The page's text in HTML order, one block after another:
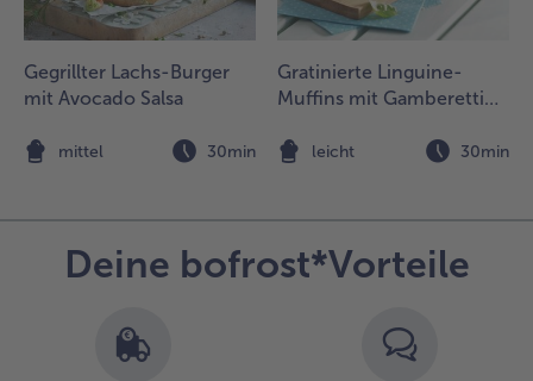
Pfeffer
geben,
lassen und
Confierten
auf das Pürree
Gegrillter Lachs-Burger
mit Avocado Salsa
mittel 30min
Gratinierte Linguine-
Muffins mit Gamberetti
leicht 30min
Deine bofrost*Vorteile